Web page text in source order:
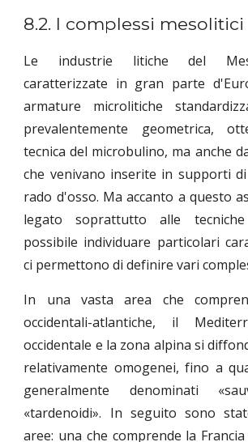
8.2. I complessi mesolitici
Le industrie litiche del
caratterizzate in gran parte
armature microlitiche
prevalentemente geometrica,
tecnica del microbulino, ma anche
che venivano inserite in supporti
rado d'osso. Ma accanto a questo
legato soprattutto alle
possibile individuare particolari
ci permettono di definire vari
In una vasta area che
occidentali-atlantiche, il
occidentale e la zona alpina si
relativamente omogenei, fino a
generalmente denominati
«tardenoidi». In seguito sono
aree: una che comprende la